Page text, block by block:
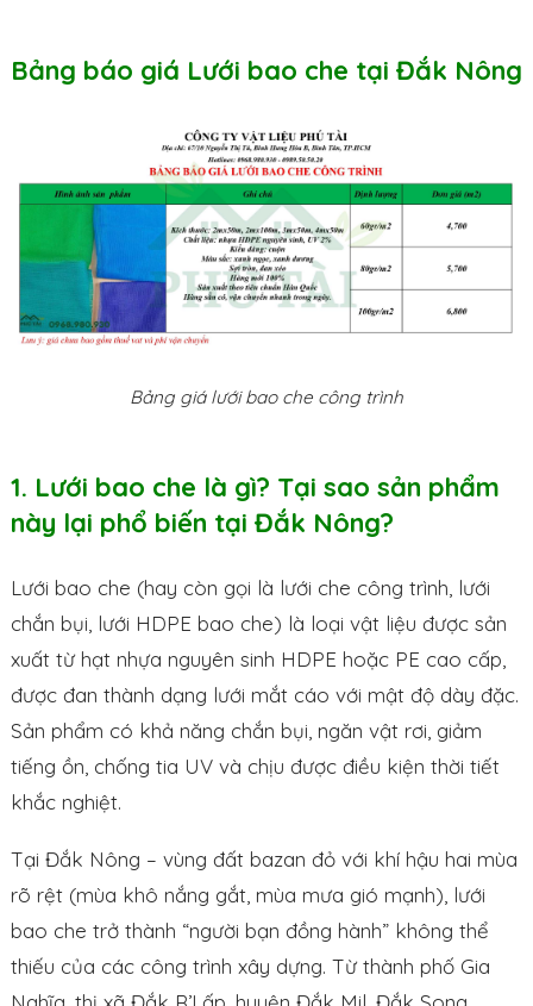
Bảng báo giá Lưới bao che tại Đắk Nông
Bảng giá lưới bao che công trình
1. Lưới bao che là gì? Tại sao sản phẩm
này lại phổ biến tại Đắk Nông?
Lưới bao che (hay còn gọi là lưới che công trình, lưới
chắn bụi, lưới HDPE bao che) là loại vật liệu được sản
xuất từ hạt nhựa nguyên sinh HDPE hoặc PE cao cấp,
được đan thành dạng lưới mắt cáo với mật độ dày đặc.
Sản phẩm có khả năng chắn bụi, ngăn vật rơi, giảm
tiếng ồn, chống tia UV và chịu được điều kiện thời tiết
khắc nghiệt.
Tại Đắk Nông – vùng đất bazan đỏ với khí hậu hai mùa
rõ rệt (mùa khô nắng gắt, mùa mưa gió mạnh), lưới
bao che trở thành “người bạn đồng hành” không thể
thiếu của các công trình xây dựng. Từ thành phố Gia